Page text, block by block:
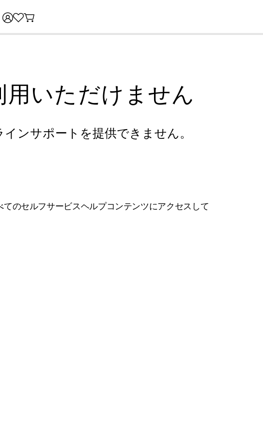
いただけません
ンサポートを提供できません。
のセルフサービスヘルプコンテンツにアクセスして